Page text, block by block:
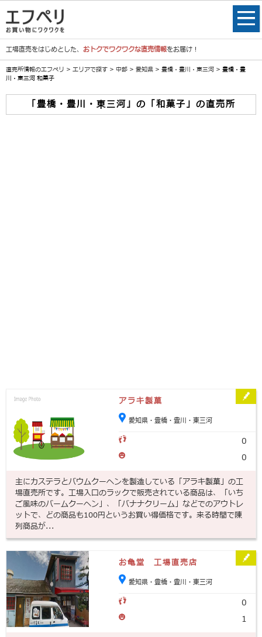
工場直売をはじめとした、 おトクでワクワクな直売情報をお届け！
直売所情報のエフペリ > エリアで探す > 中部 > 愛知県 > 豊橋・豊川・東三河 > 豊橋・豊
川・東三河 和菓子
「豊橋・豊川・東三河」の「和菓子」の直売所
アラキ製菓
愛知県・豊橋・豊川・東三河
0
0
主にカステラとバウムクーヘンを製造している「アラキ製菓」の工
場直売所です。工場入口のラックで販売されている商品は、「いち
ご風味のバームクーヘン」、「バナナクリーム」などでのアウトレ
ットで、どの商品も100円というお買い得価格です。来る時間で陳
列商品が...
お亀堂 工場直売店
愛知県・豊橋・豊川・東三河
0
1